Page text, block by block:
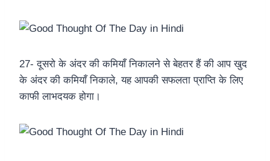
27- दूसरो के अंदर की कमियाँ निकालने से बेहतर हैं की आप खुद
के अंदर की कमियाँ निकाले, यह आपकी सफलता प्राप्ति के लिए
काफी लाभदयक होगा।